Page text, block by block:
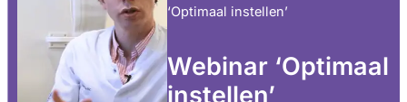
‘Optimaal instellen’
Webinar ‘Optimaal
instellen’